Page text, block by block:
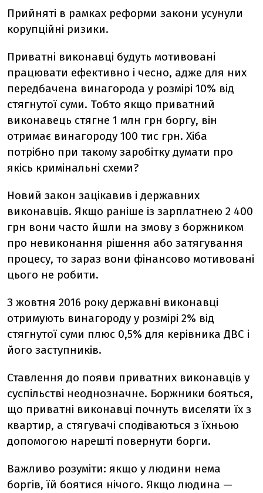
Прийняті в рамках реформи закони усунули
корупційні ризики.
Приватні виконавці будуть мотивовані
працювати ефективно і чесно, адже для них
передбачена винагорода у розмірі 10% від
стягнутої суми. Тобто якщо приватний
виконавець стягне 1 млн грн боргу, він
отримає винагороду 100 тис грн. Хіба
потрібно при такому заробітку думати про
якісь кримінальні схеми?
Новий закон зацікавив і державних
виконавців. Якщо раніше із зарплатнею 2 400
грн вони часто йшли на змову з боржником
про невиконання рішення або затягування
процесу, то зараз вони фінансово мотивовані
цього не робити.
З жовтня 2016 року державні виконавці
отримують винагороду у розмірі 2% від
стягнутої суми плюс 0,5% для керівника ДВС і
його заступників.
Ставлення до появи приватних виконавців у
суспільстві неоднозначне. Боржники бояться,
що приватні виконавці почнуть виселяти їх з
квартир, а стягувачі сподіваються з їхньою
допомогою нарешті повернути борги.
Важливо розуміти: якщо у людини нема
боргів, їй боятися нічого. Якщо людина —